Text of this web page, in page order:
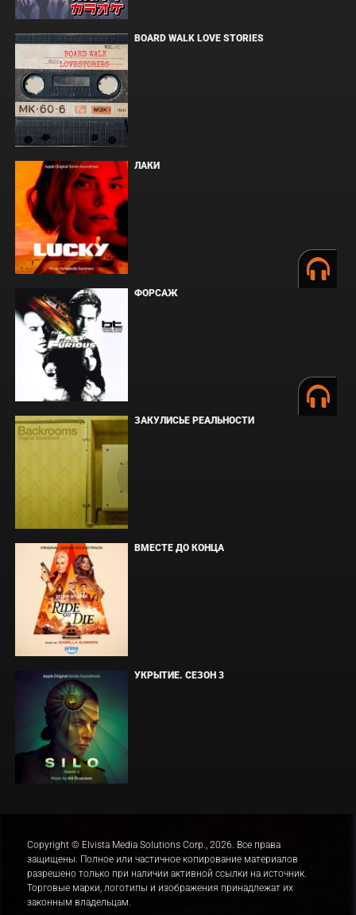
BOARD WALK LOVE STORIES
ЛАКИ
ФОРСАЖ
ЗАКУЛИСЬЕ РЕАЛЬНОСТИ
ВМЕСТЕ ДО КОНЦА
УКРЫТИЕ. СЕЗОН 3
Copyright © Elvista Media Solutions Corp., 2026. Все права
защищены. Полное или частичное копирование материалов
разрешено только при наличии активной ссылки на источник.
Торговые марки, логотипы и изображения принадлежат их
законным владельцам.